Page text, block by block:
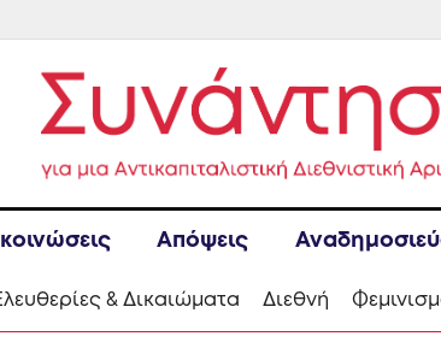
Απόψεις
& Δικαιώματα Διεθνή